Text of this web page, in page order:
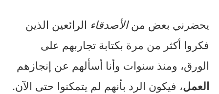
يحضرني بعض منالأصدقاء الرائعين الذين
فكروا أكثر من مرة بكتابة تجاربهم على
الورق، ومنذ سنوات وأنا أسألهم عن إنجازهم
العمل، فيكون الرد بأنهم لم يتمكنوا حتى الآن.